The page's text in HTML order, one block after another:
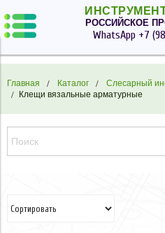
РОССИЙСКОЕ
WhatsApp +7
Главная Каталог Слесарный
Клещи вязальные арматурные